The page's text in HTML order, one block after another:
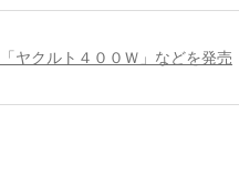
ヤクルト４００Ｗ」などを発売